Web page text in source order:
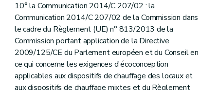
10° la Communication 2014/C 207/02 : la
Communication 2014/C 207/02 de la Commission dans
le cadre du Règlement (UE) n° 813/2013 de la
Commission portant application de la Directive
2009/125/CE du Parlement européen et du Conseil en
ce qui concerne les exigences d'écoconception
applicables aux dispositifs de chauffage des locaux et
aux dispositifs de chauffage mixtes et du Règlement